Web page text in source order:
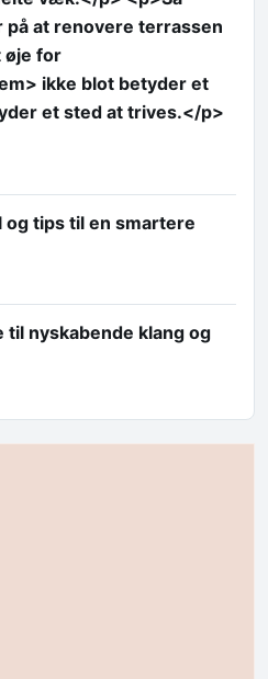
at renovere terrassen
øje for
ikke blot betyder et
et sted at trives.</p>
og tips til en smartere
til nyskabende klang og